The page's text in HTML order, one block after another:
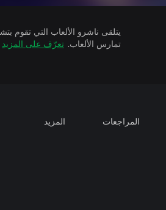
تمارس الألعاب. تعرّف على المزيد
المراجعات المزيد